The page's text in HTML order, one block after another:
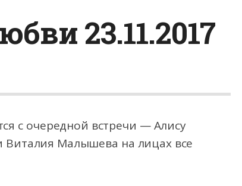
23.11.2017
с очередной встречи — Алису
Виталия Малышева на лицах все